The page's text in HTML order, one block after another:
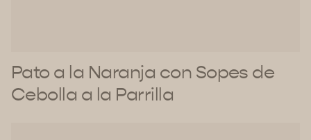
Pato a la Naranja con Sopes de
Cebolla a la Parrilla